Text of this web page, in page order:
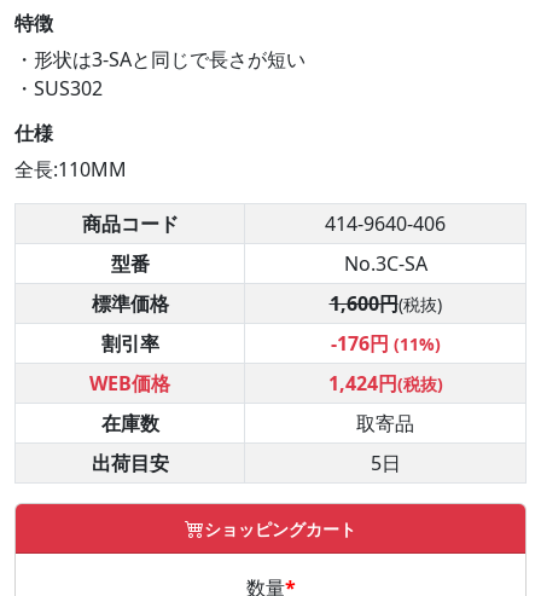
特徴
・形状は3-SAと同じで長さが短い
・SUS302
仕様
全長:110MM
商品コード
414-9640-406
型番
No.3C-SA
標準価格
1,600円(税抜)
割引率 -176円 (11%)
WEB価格 1,424円(税抜)
在庫数
取寄品
出荷目安
5日
ショッピングカート
数量*